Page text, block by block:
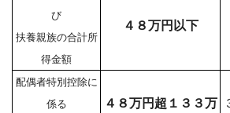
び
扶養親族の合計所
得金額
４８万円以下
配偶者特別控除に
係る
４８万円超１３３万